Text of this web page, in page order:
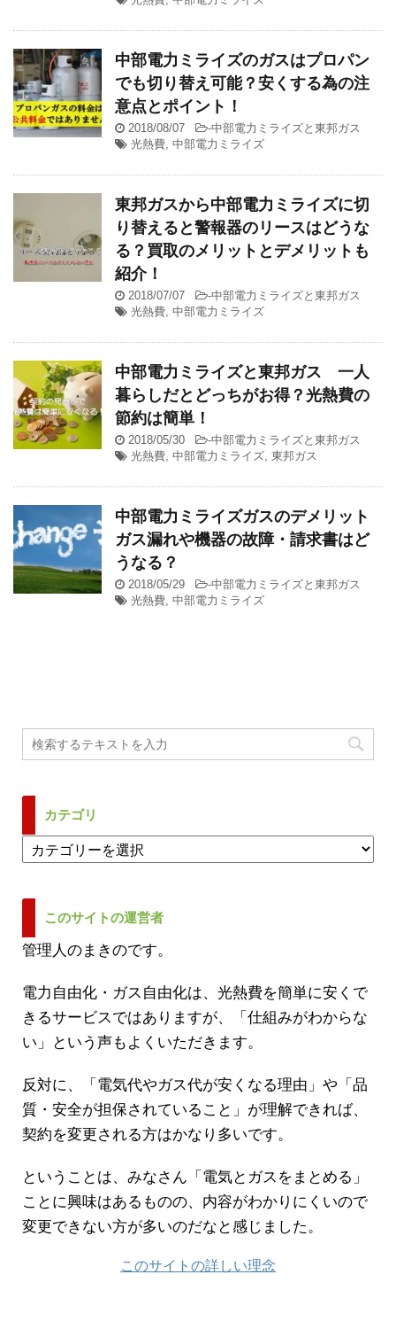
中部電力ミライズのガスはプロパン
でも切り替え可能？安くする為の注
意点とポイント！
2018/08/07 -中部電力ミライズと東邦ガス
光熱費, 中部電力ミライズ
東邦ガスから中部電力ミライズに切
り替えると警報器のリースはどうな
る？買取のメリットとデメリットも
紹介！
2018/07/07 -中部電力ミライズと東邦ガス
光熱費, 中部電力ミライズ
中部電力ミライズと東邦ガス 一人
暮らしだとどっちがお得？光熱費の
節約は簡単！
2018/05/30 -中部電力ミライズと東邦ガス
光熱費, 中部電力ミライズ, 東邦ガス
中部電力ミライズガスのデメリット
ガス漏れや機器の故障・請求書はど
うなる？
2018/05/29 -中部電力ミライズと東邦ガス
光熱費, 中部電力ミライズ
カテゴリ
テ
リ
このサイトの運営者
管理人のまきのです。
電力自由化・ガス自由化は、光熱費を簡単に安くで
きるサービスではありますが、「仕組みがわからな
い」という声もよくいただきます。
反対に、「電気代やガス代が安くなる理由」や「品
質・安全が担保されていること」が理解できれば、
契約を変更される方はかなり多いです。
ということは、みなさん「電気とガスをまとめる」
ことに興味はあるものの、内容がわかりにくいので
変更できない方が多いのだなと感じました。
このサイトの詳しい理念